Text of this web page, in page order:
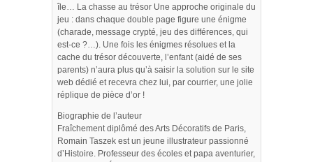
île… La chasse au trésor Une approche originale du
jeu : dans chaque double page figure une énigme
(charade, message crypté, jeu des différences, qui
est-ce ?…). Une fois les énigmes résolues et la
cache du trésor découverte, l’enfant (aidé de ses
parents) n’aura plus qu’à saisir la solution sur le site
web dédié et recevra chez lui, par courrier, une jolie
réplique de pièce d’or !
Biographie de l’auteur
Fraîchement diplômé des Arts Décoratifs de Paris,
Romain Taszek est un jeune illustrateur passionné
d’Histoire. Professeur des écoles et papa aventurier,